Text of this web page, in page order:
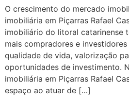
O crescimento do mercado
imobiliária em Piçarras Rafael
imobiliário do litoral catarinense
mais compradores e
qualidade de vida, valorização
oportunidades de investimento.
imobiliária em Piçarras Rafael
espaço ao atuar de […]